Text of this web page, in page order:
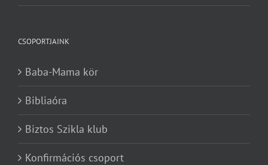
CSOPORTJAINK
Baba-Mama kör
Bibliaóra
Biztos Szikla klub
Konfirmációs csoport